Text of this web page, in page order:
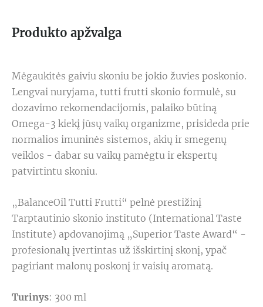
Produkto apžvalga
Mėgaukitės gaiviu skoniu be jokio žuvies poskonio.
Lengvai nuryjama, tutti frutti skonio formulė, su
dozavimo rekomendacijomis, palaiko būtiną
Omega-3 kiekį jūsų vaikų organizme, prisideda prie
normalios imuninės sistemos, akių ir smegenų
veiklos - dabar su vaikų pamėgtu ir ekspertų
patvirtintu skoniu.
„BalanceOil Tutti Frutti“ pelnė prestižinį
Tarptautinio skonio instituto (International Taste
Institute) apdovanojimą „Superior Taste Award“ -
profesionalų įvertintas už išskirtinį skonį, ypač
pagiriant malonų poskonį ir vaisių aromatą.
Turinys: 300 ml